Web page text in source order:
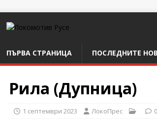
ПЪРВА СТРАНИЦА ПОСЛЕДНИТЕ
Рила (Дупница)
1 септември 2023 ЛокоПрес 0